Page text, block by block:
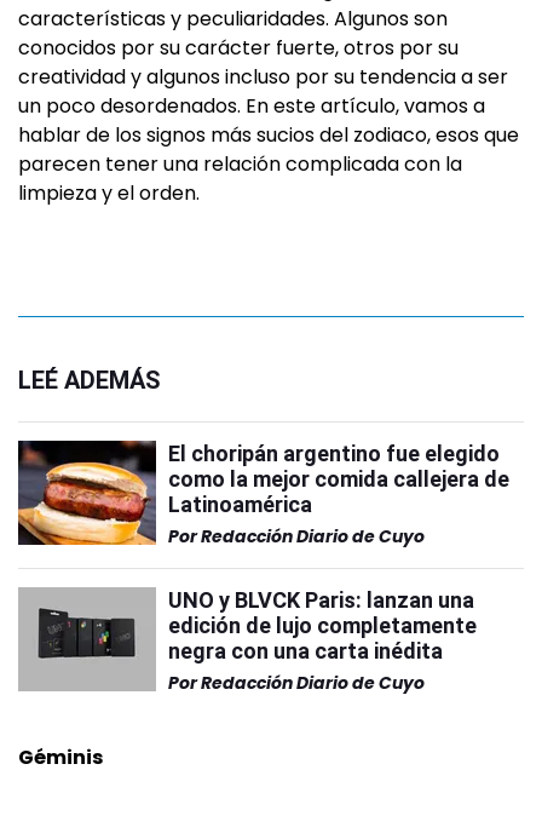
características y peculiaridades. Algunos son
conocidos por su carácter fuerte, otros por su
creatividad y algunos incluso por su tendencia a ser
un poco desordenados. En este artículo, vamos a
hablar de los signos más sucios del zodiaco, esos que
parecen tener una relación complicada con la
limpieza y el orden.
LEÉ ADEMÁS
El choripán argentino fue elegido
como la mejor comida callejera de
Latinoamérica
PorRedacción Diario de Cuyo
UNO y BLVCK Paris: lanzan una
edición de lujo completamente
negra con una carta inédita
PorRedacción Diario de Cuyo
Géminis